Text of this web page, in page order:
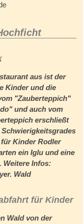
aus ist der
Kinder und die
"Zauberteppich"
und auch vom
erschließt
Kinder Rodler
ein Iglu und eine
Weitere Infos:
Wald
für Kinder
Wald von der